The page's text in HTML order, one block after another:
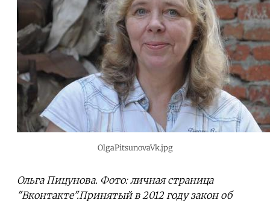
OlgaPitsunovaVk.jpg
Ольга Пицунова. Фото: личная страница
"Вконтакте".Принятый в 2012 году закон об